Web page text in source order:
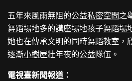
五年來風雨無阻的公益私密空間之
舞蹈場地多的講座場地孩子舞蹈場
她也在傳承文明的同時舞蹈教室 ，
逐漸小樹屋壯年夜的公益隊伍。
電視臺新聞報道：